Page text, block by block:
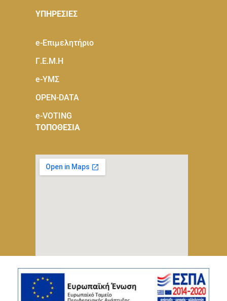
ΥΠΗΡΕΣΙΕΣ
e-Eπιμελητήριο
Γ.Ε.Μ.Η
e-ΥΜΣ
OPEN-DATA
e-VOTING
ΤΟΠΟΘΕΣΙΑ